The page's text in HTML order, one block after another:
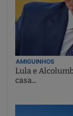
AMIGUINHOS
Lula e
casa...